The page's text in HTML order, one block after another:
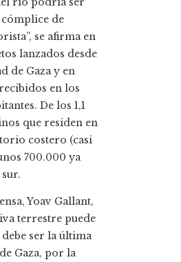
de
se afirma en
lanzados desde
de Gaza y en
en los
De los 1,1
que residen en
costero (casi
700.000 ya
Yoav Gallant,
terrestre puede
debe ser la última
Gaza, por la